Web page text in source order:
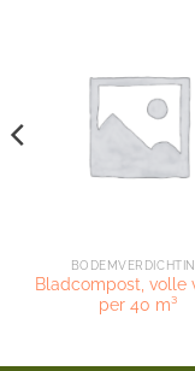
Bladcompost, volle
per 40 m³